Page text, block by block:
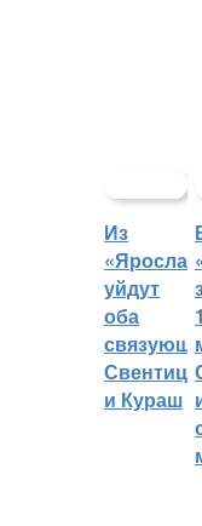
Из
уйдут
оба
и Кураш